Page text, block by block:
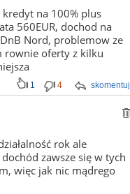
na 100% plus
560EUR, dochod na
Nord, problemow ze
rownie oferty z kilku
skomentuj
1 4
rok ale
zawsze się w tych
więc jak nic mądrego